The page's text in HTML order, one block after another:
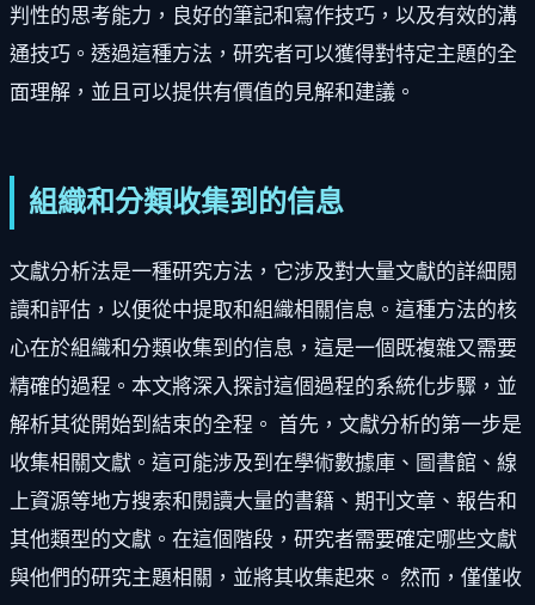
判性的思考能力，良好的筆記和寫作技巧，以及有效的溝
通技巧。透過這種方法，研究者可以獲得對特定主題的全
面理解，並且可以提供有價值的見解和建議。
組織和分類收集到的信息
文獻分析法是一種研究方法，它涉及對大量文獻的詳細閱
讀和評估，以便從中提取和組織相關信息。這種方法的核
心在於組織和分類收集到的信息，這是一個既複雜又需要
精確的過程。本文將深入探討這個過程的系統化步驟，並
解析其從開始到結束的全程。 首先，文獻分析的第一步是
收集相關文獻。這可能涉及到在學術數據庫、圖書館、線
上資源等地方搜索和閱讀大量的書籍、期刊文章、報告和
其他類型的文獻。在這個階段，研究者需要確定哪些文獻
與他們的研究主題相關，並將其收集起來。 然而，僅僅收